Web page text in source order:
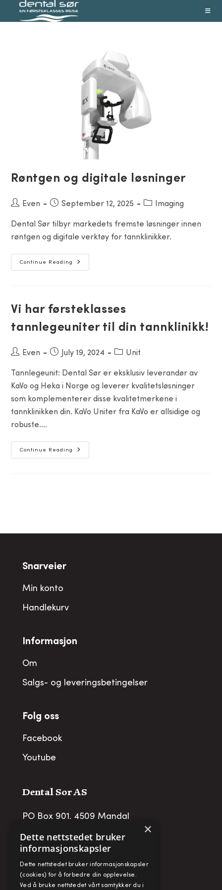
Røntgen og digitale løsninger
PostEven
PostSeptember 12, 2025
PostImaging
Dental Sør tilbyr markedets fremste løsninger innen
røntgen og digitale verktøy for tannklinikker.
Continue Reading
Røntgen
Og
Vi har førsteklasses
tannlegeuniter til din tannklinikk!
PostEven
PostJuly 19, 2024
PostUnit
Tannlegeunit: Dental Sør er eksklusiv leverandør av
KaVo og Heka i Norge og leverer kvalitetsløsninger
som komplementerer disse kvalitetmerkene i
tannklinikken din. KaVo Uniter fra KaVo er allsidige og
robuste.…
Continue Reading
Vi
Har
Snarveier
Min konto
Handlekurv
Informasjon
Om
Salgs- og leveringsbetingelser
Folg oss
Facebook
Youtube
Dental Sor AS
PO Box 901, 4509 Mandal
post@dentalsor.no
Org no:948 782 979 VAT
Telefon:
+47 38 27 88 88
×
Dette nettstedet bruker
informasjonskapsler
Dette nettstedet bruker informasjonskapsler
(cookies) for å forbedre din opplevelse.
Ved å bruke nettstedet vårt samtykker du i